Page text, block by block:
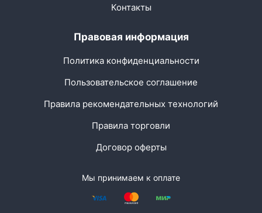
Контакты
Правовая информация
Политика конфиденциальности
Пользовательское соглашение
Правила рекомендательных технологий
Правила торговли
Договор оферты
Мы принимаем к оплате